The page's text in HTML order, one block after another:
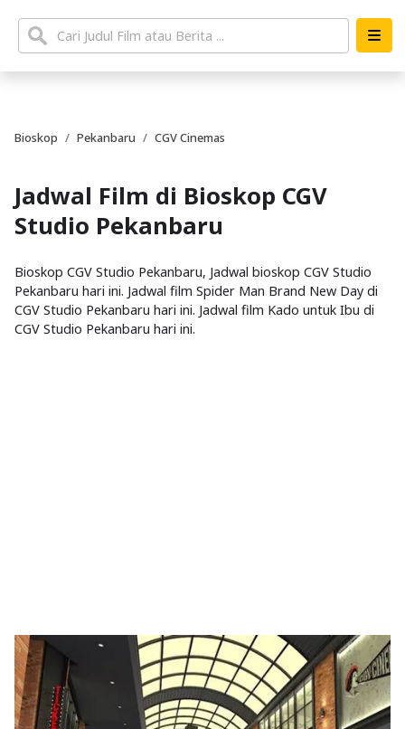
Bioskop Pekanbaru CGV Cinemas
Jadwal Film di Bioskop CGV
Studio Pekanbaru
Bioskop CGV Studio Pekanbaru, Jadwal bioskop CGV Studio
Pekanbaru hari ini. Jadwal film Spider Man Brand New Day di
CGV Studio Pekanbaru hari ini. Jadwal film Kado untuk Ibu di
CGV Studio Pekanbaru hari ini.